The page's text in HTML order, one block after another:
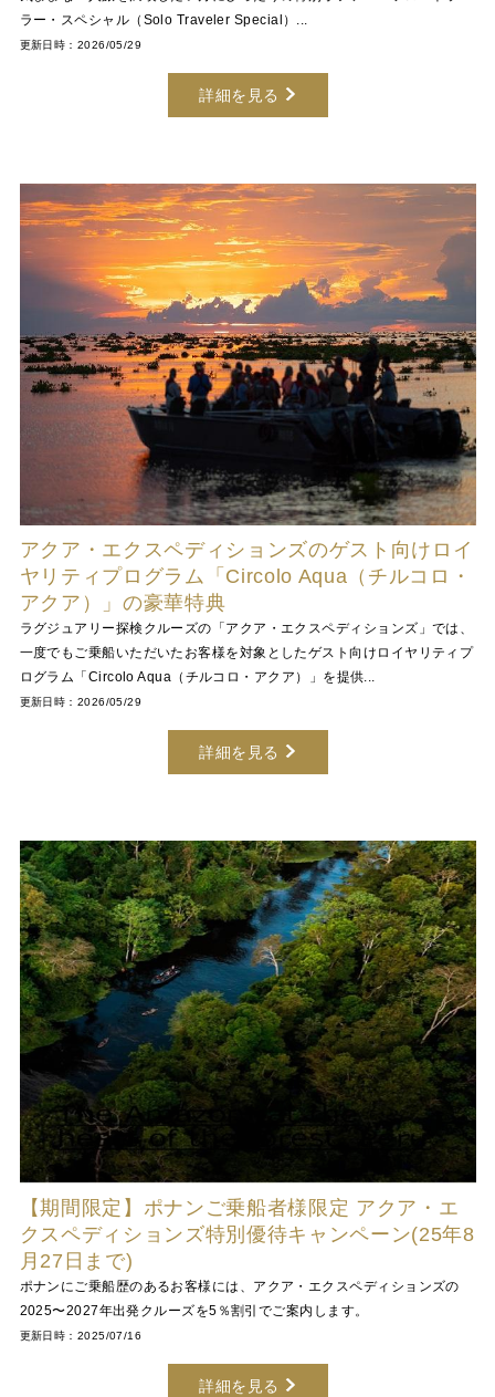
ラー・スペシャル（Solo Traveler Special）...
更新日時：2026/05/29
詳細を見る
アクア・エクスペディションズのゲスト向けロイ
ヤリティプログラム「Circolo Aqua（チルコロ・
アクア）」の豪華特典
ラグジュアリー探検クルーズの「アクア・エクスペディションズ」では、
一度でもご乗船いただいたお客様を対象としたゲスト向けロイヤリティプ
ログラム「Circolo Aqua（チルコロ・アクア）」を提供...
更新日時：2026/05/29
詳細を見る
【期間限定】ポナンご乗船者様限定 アクア・エ
クスペディションズ特別優待キャンペーン(25年8
月27日まで)
ポナンにご乗船歴のあるお客様には、アクア・エクスペディションズの
2025〜2027年出発クルーズを5％割引でご案内します。
更新日時：2025/07/16
詳細を見る